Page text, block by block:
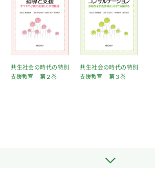
共生社会の時代の特別
支援教育 第２巻
共生社会の時代の特別
支援教育 第３巻